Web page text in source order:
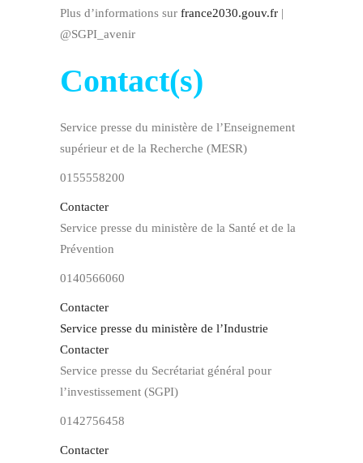
Plus d’informations sur france2030.gouv.fr |
@SGPI_avenir
Contact(s)
Service presse du ministère de l’Enseignement
supérieur et de la Recherche (MESR)
0155558200
Contacter
Service presse du ministère de la Santé et de la
Prévention
0140566060
Contacter
Service presse du ministère de l’Industrie
Contacter
Service presse du Secrétariat général pour
l’investissement (SGPI)
0142756458
Contacter